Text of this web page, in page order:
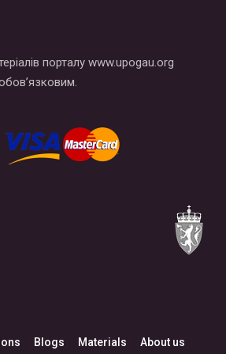
порталу www.upogau.org
Blogs Materials About us